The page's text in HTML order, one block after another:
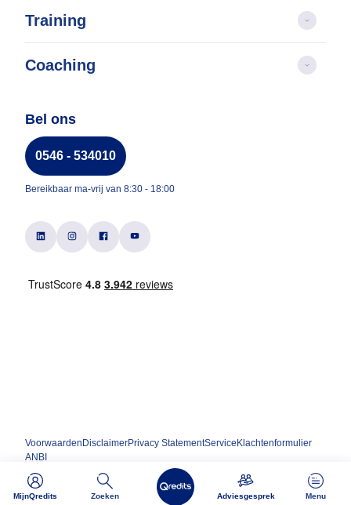
MijnQredits Zoeken Adviesgesprek Menu
Training
Coaching
Bel ons
0546 - 534010
Bereikbaar ma-vrij van 8:30 - 18:00
Voorwaarden DisclaimerPrivacy StatementService Klachtenformulier
ANBI